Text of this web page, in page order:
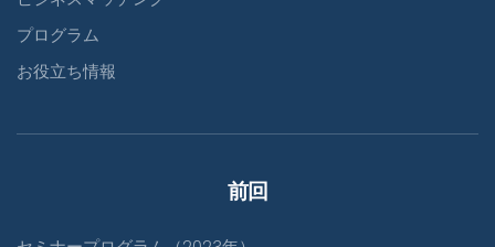
プログラム
お役立ち情報
前回